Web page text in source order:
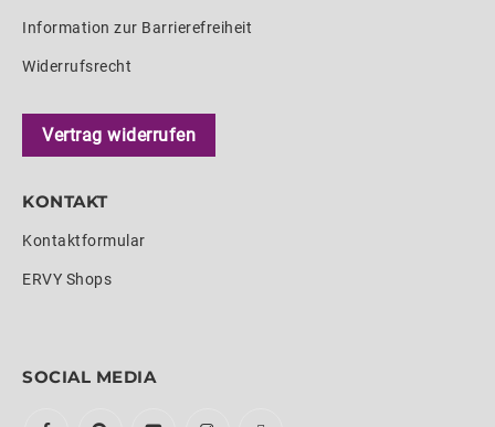
Information zur Barrierefreiheit
Widerrufsrecht
Vertrag widerrufen
KONTAKT
Kontaktformular
ERVY Shops
SOCIAL MEDIA